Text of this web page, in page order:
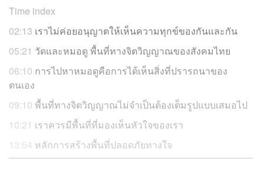
Time index
02:13 เราไม่ค่อยอนุญาตให้เห็นความทุกข์ของกันและกัน
05:21 วัดและหมอดู พื้นที่ทางจิตวิญญาณของสังคมไทย
06:10 การไปหาหมอดูคือการได้เห็นสิ่งที่ปรารถนาของ
ตนเอง
09:10 พื้นที่ทางจิตวิญญาณไม่จำเป็นต้องเต็มรูปแบบเสมอไป
10:21 เราควรมีพื้นที่ที่มองเห็นหัวใจของเรา
13:54 หลักการสร้างพื้นที่ปลอดภัยทางใจ